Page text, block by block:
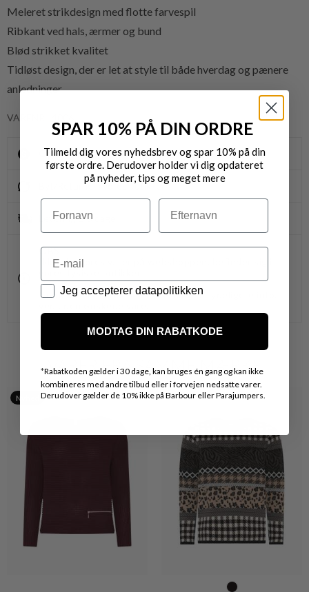
Meleret strikdesign med flotte farvespil
Ribkant ved hals, ærmer og bund
Blød strikket kvalitet
Tidløst design, der er let at style til både hverdag og pænere
anledninger
VARENR.: 4006
Gratis fragt til pakkeshop ved køb over 400,-
Byt/Returnér i vores butikker
Levering 1-3 dage
OBS.
Ikke alle vores varer på webshoppen, befinder sig i
Kontakt din nærmeste forretning for ydeligere info.
VARER FRA SAMME MÆRKE
Nyhed
SPAR 10% PÅ DIN ORDRE
Tilmeld dig vores nyhedsbrev og spar 10% på din
første ordre. Derudover holder vi dig opdateret
på nyheder, tips og meget mere
Navn Efternavn
Email
Datapolitik
Jeg accepterer datapolitikken
MODTAG DIN RABATKODE
*Rabatkoden gælder i 30 dage, kan bruges én gang og kan ikke
kombineres med andre tilbud eller i forvejen nedsatte varer.
Derudover gælder de 10% ikke på Barbour eller Parajumpers.